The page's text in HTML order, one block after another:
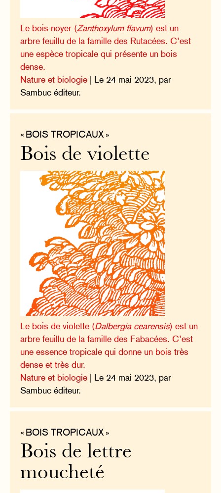
Le bois-noyer (Zanthoxylum flavum) est un
arbre feuillu de la famille des Rutacées. C’est
une espèce tropicale qui présente un bois
dense.
Nature et biologie | Le 24 mai 2023, par
Sambuc éditeur.
« BOIS TROPICAUX »
Bois de violette
Le bois de violette (Dalbergia cearensis) est un
arbre feuillu de la famille des Fabacées. C’est
une essence tropicale qui donne un bois très
dense et très dur.
Nature et biologie | Le 24 mai 2023, par
Sambuc éditeur.
« BOIS TROPICAUX »
Bois de lettre
moucheté